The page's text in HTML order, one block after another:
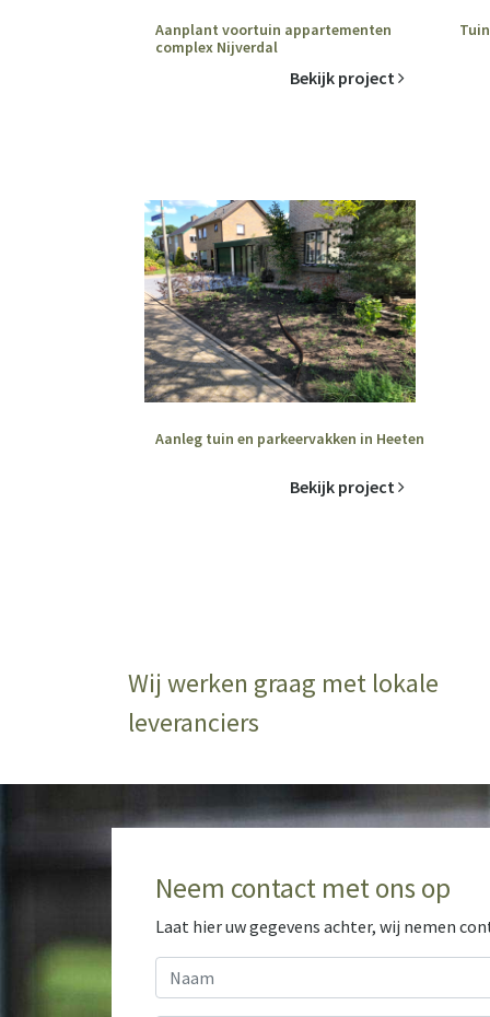
Aanplant voortuin appartementen
complex Nijverdal
Bekijk project
Aanleg tuin en parkeervakken in Heeten
Bekijk project
Wij werken graag met lokale
leveranciers
Neem contact met ons op
Laat hier uw gegevens achter, wij nemen